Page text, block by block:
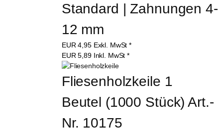
Standard | Zahnungen 4-
12 mm
EUR4,95 Exkl. MwSt *
EUR5,89 Inkl. MwSt *
Fliesenholzkeile 1
Beutel (1000 Stück) Art.-
Nr. 10175